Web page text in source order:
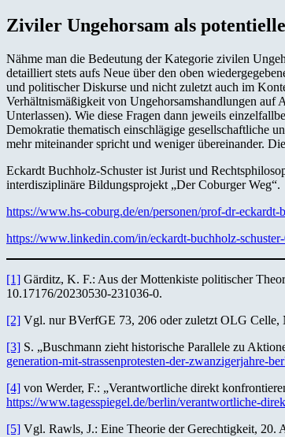
Ziviler Ungehorsam als
Nähme man die Bedeutung der Kategorie zivilen
detailliert stets aufs Neue über den oben
und politischer Diskurse und nicht zuletzt auch im
Verhältnismäßigkeit von Ungehorsamshandlungen auf
Unterlassen). Wie diese Fragen dann jeweils
Demokratie thematisch einschlägige gesellschaftliche
mehr miteinander spricht und weniger übereinander.
Eckardt Buchholz-Schuster ist Jurist und
interdisziplinäre Bildungsprojekt „Der Coburger Weg“.
https://www.hs-coburg.de/en/personen/prof-dr-eckardt-
https://www.linkedin.com/in/eckardt-buchholz-
[1] Gärditz, K. F.: Aus der Mottenkiste politischer
10.17176/20230530-231036-0.
[2] Vgl. nur BVerfGE 73, 206 oder zuletzt OLG Celle,
[3] S. „Buschmann zieht historische Parallele zu
generation-mit-strassenprotesten-der-zwanzigerjahre-
[4] von Werder, F.: „Verantwortliche direkt
https://www.tagesspiegel.de/berlin/verantwortliche-
[5] Vgl. Rawls, J.: Eine Theorie der Gerechtigkeit,